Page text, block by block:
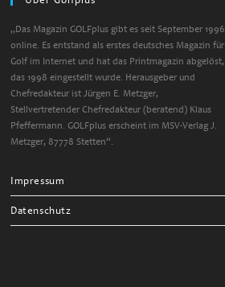
„Das Magazin GOLFplus gibt es seit September 1996
online. Es entstand als erstes deutsches Magazin für
Golf im Internet und hat das Printmagazin abgelöst,
das 1998 eingestellt wurde. Herausgeber und
Chefredakteur ist Jürgen E. Metzger,
Stellvertretender Chefredakteur (beratend) Klaus
Pfeffermann. GOLFplus erscheint im MSV-Verlag J.
Metzger, 87778 Stetten“.
Impressum
Datenschutz